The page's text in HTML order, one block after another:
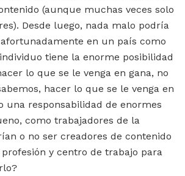
(aunque muchas veces solo
Desde luego, nada malo podría
en un país como
tiene la enorme posibilidad
lo que se le venga en gana, no
hacer lo que se le venga en
una responsabilidad de enormes
como trabajadores de la
o no ser creadores de contenido
y centro de trabajo para